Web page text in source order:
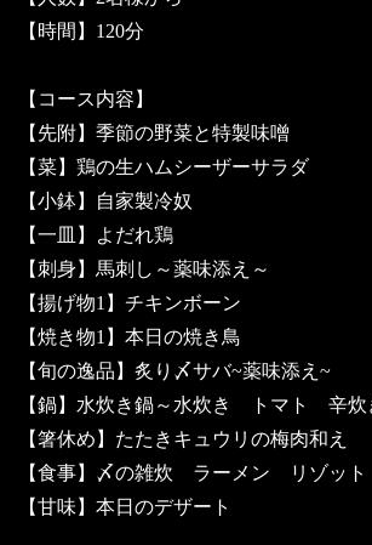
【時間】120分
【コース内容】
【先附】季節の野菜と特製味噌
【菜】鶏の生ハムシーザーサラダ
【小鉢】自家製冷奴
【一皿】よだれ鶏
【刺身】馬刺し～薬味添え～
【揚げ物1】チキンボーン
【焼き物1】本日の焼き鳥
【旬の逸品】炙り〆サバ~薬味添え~
【鍋】水炊き鍋～水炊き トマト 辛炊
【箸休め】たたきキュウリの梅肉和え
【食事】〆の雑炊 ラーメン リゾット
【甘味】本日のデザート